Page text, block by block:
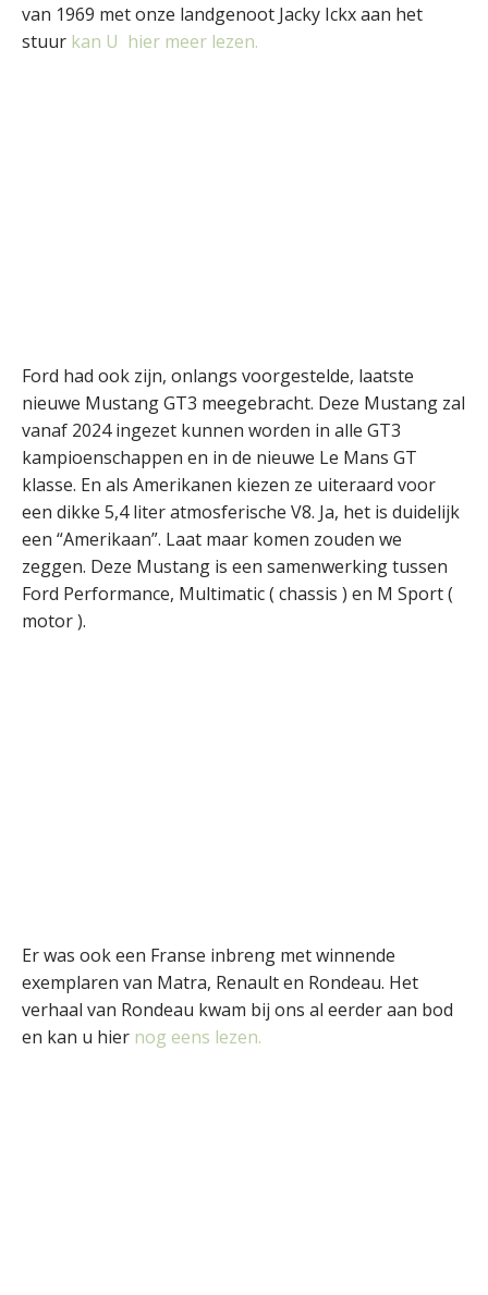
van 1969 met onze landgenoot Jacky Ickx aan het
stuur kan U hier meer lezen.
Ford had ook zijn, onlangs voorgestelde, laatste
nieuwe Mustang GT3 meegebracht. Deze Mustang zal
vanaf 2024 ingezet kunnen worden in alle GT3
kampioenschappen en in de nieuwe Le Mans GT
klasse. En als Amerikanen kiezen ze uiteraard voor
een dikke 5,4 liter atmosferische V8. Ja, het is duidelijk
een “Amerikaan”. Laat maar komen zouden we
zeggen. Deze Mustang is een samenwerking tussen
Ford Performance, Multimatic ( chassis ) en M Sport (
motor ).
Er was ook een Franse inbreng met winnende
exemplaren van Matra, Renault en Rondeau. Het
verhaal van Rondeau kwam bij ons al eerder aan bod
en kan u hier nog eens lezen.